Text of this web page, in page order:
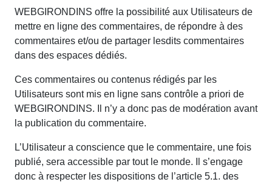
WEBGIRONDINS offre la possibilité aux Utilisateurs de
mettre en ligne des commentaires, de répondre à des
commentaires et/ou de partager lesdits commentaires
dans des espaces dédiés.
Ces commentaires ou contenus rédigés par les
Utilisateurs sont mis en ligne sans contrôle a priori de
WEBGIRONDINS. Il n’y a donc pas de modération avant
la publication du commentaire.
L’Utilisateur a conscience que le commentaire, une fois
publié, sera accessible par tout le monde. Il s’engage
donc à respecter les dispositions de l’article 5.1. des